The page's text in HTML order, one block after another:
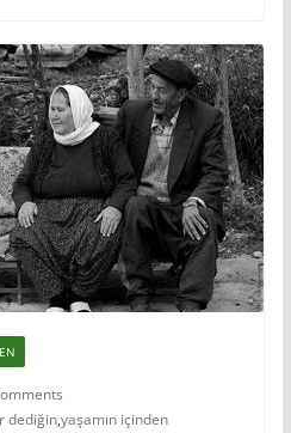
dediğin,yaşamın içinden